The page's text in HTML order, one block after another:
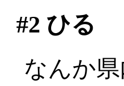
#2 ひる
なんか